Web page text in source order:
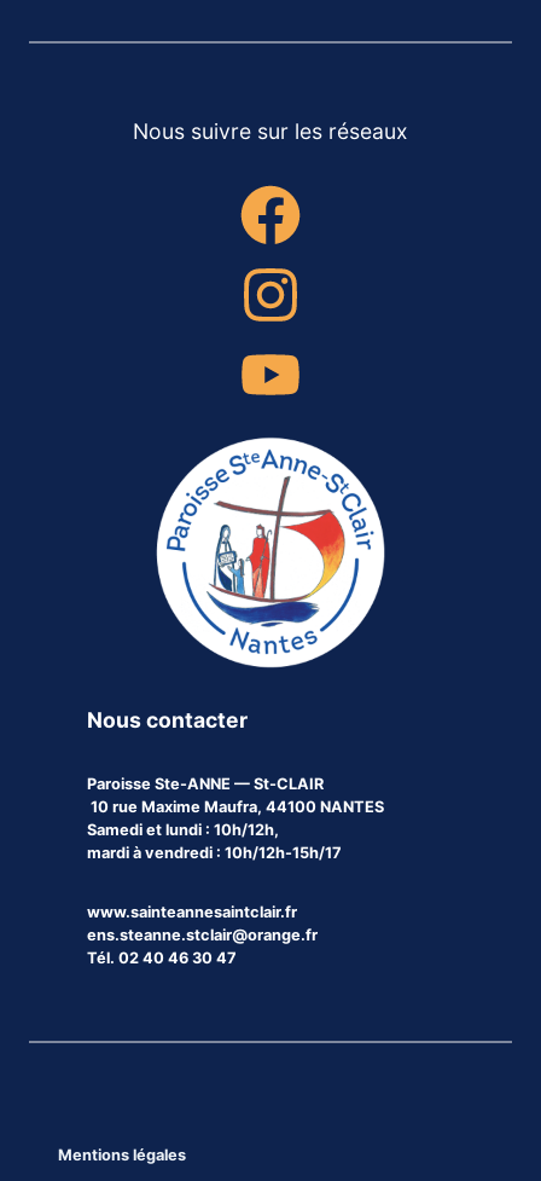
Nous suivre sur les réseaux
Nous contacter
Paroisse Ste-ANNE — St-CLAIR
10 rue Maxime Maufra, 44100 NANTES
Samedi et lundi : 10h/12h,
mardi à vendredi : 10h/12h-15h/17
www.sainteannesaintclair.fr
ens.steanne.stclair@orange.fr
Tél. 02 40 46 30 47
Mentions légales